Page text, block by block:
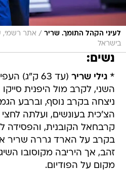
לעיני הקהל התומך. שריר / אתר רשמי,
בישראל
נשים:
*גילי שריר
(עד 63 ק"ג)
השני, לקרב מול היפנית
ניצחה בקרב נוסף, וברבע
הצ'כית בעונשים, ועלתה
קרבחאל הקובנית, והפסידה
בקרב על הארד גררה שריר
זהב, אך היריבה מקוסובו
מקום על הפודיום.